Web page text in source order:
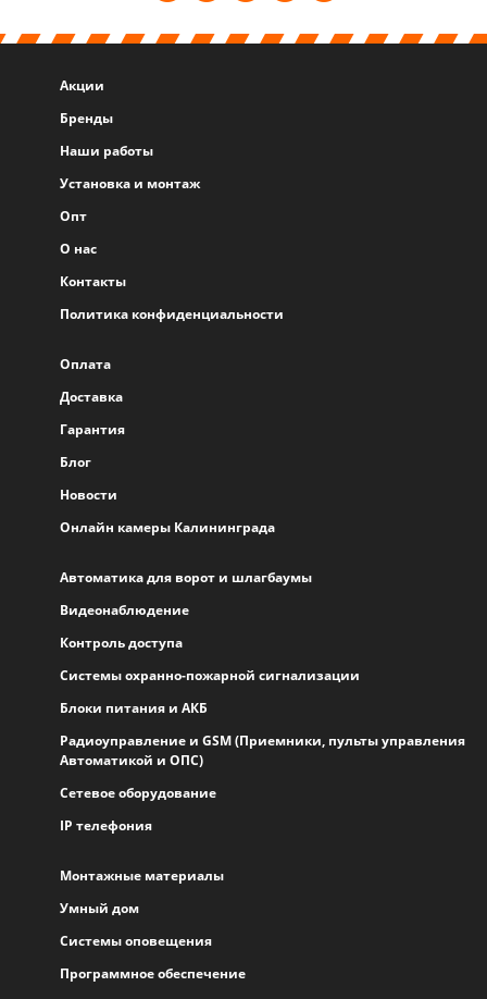
Акции
Бренды
Наши работы
Установка и монтаж
Опт
О нас
Контакты
Политика конфиденциальности
Оплата
Доставка
Гарантия
Блог
Новости
Онлайн камеры Калининграда
Автоматика для ворот и шлагбаумы
Видеонаблюдение
Контроль доступа
Системы охранно-пожарной сигнализации
Блоки питания и АКБ
Радиоуправление и GSM (Приемники, пульты управления
Автоматикой и ОПС)
Сетевое оборудование
IP телефония
Монтажные материалы
Умный дом
Системы оповещения
Программное обеспечение